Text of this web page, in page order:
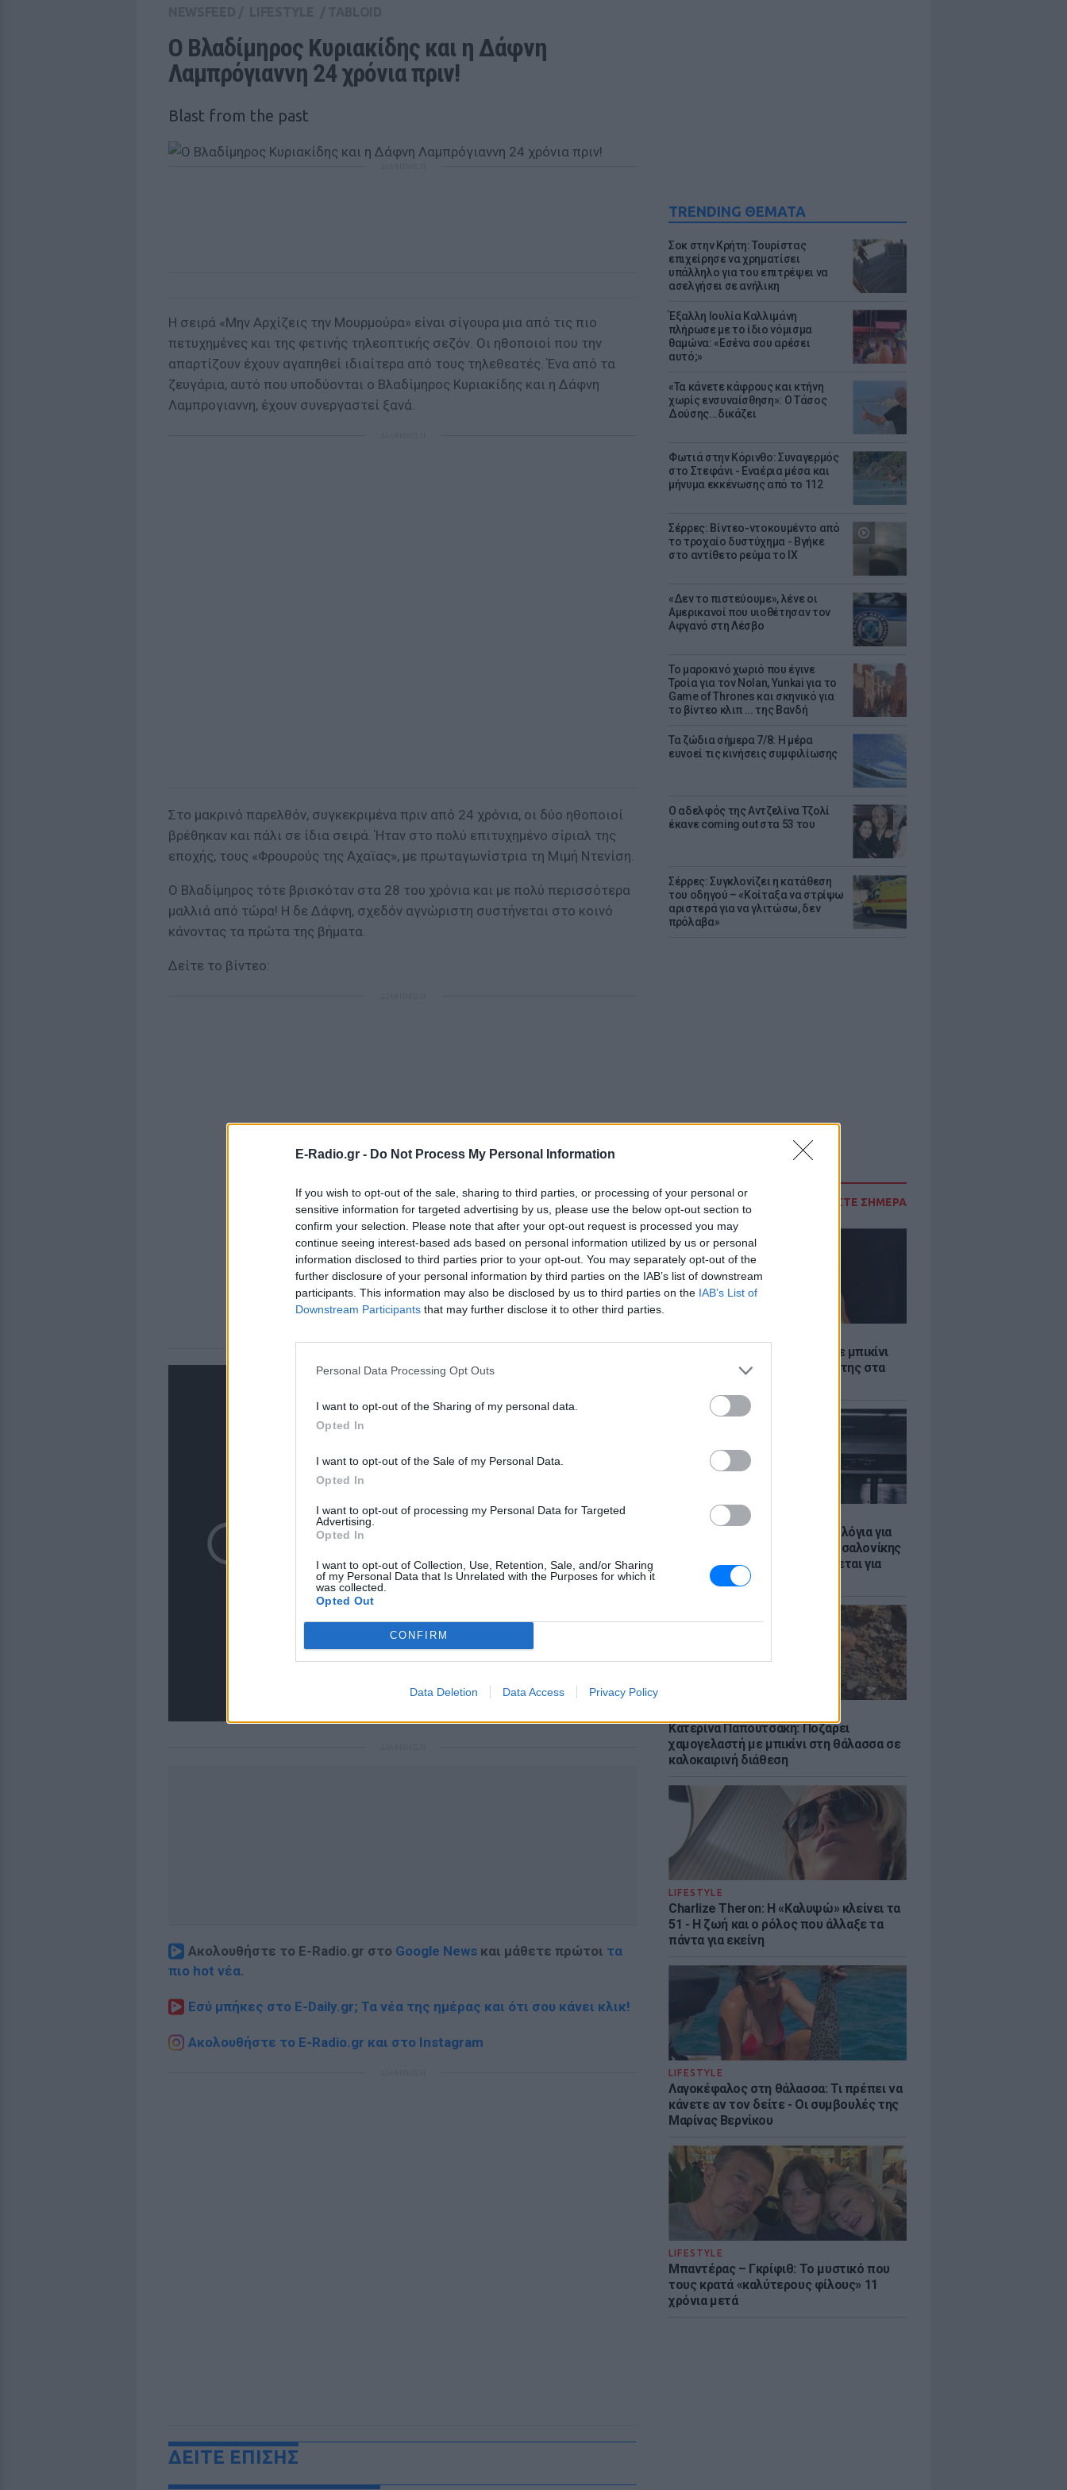
E-Radio.gr - Do Not Process My Personal Information
If you wish to opt-out of the sale, sharing to third parties, or processing of your personal or
sensitive information for targeted advertising by us, please use the below opt-out section to
confirm your selection. Please note that after your opt-out request is processed you may
continue seeing interest-based ads based on personal information utilized by us or personal
information disclosed to third parties prior to your opt-out. You may separately opt-out of the
further disclosure of your personal information by third parties on the IAB’s list of downstream
participants. This information may also be disclosed by us to third parties on the IAB’s List of
Downstream Participants that may further disclose it to other third parties.
Personal Data Processing Opt Outs
I want to opt-out of the Sharing of my personal data.
Opted In
I want to opt-out of the Sale of my Personal Data.
Opted In
I want to opt-out of processing my Personal Data for Targeted
Advertising.
Opted In
I want to opt-out of Collection, Use, Retention, Sale, and/or Sharing
of my Personal Data that Is Unrelated with the Purposes for which it
was collected.
Opted Out
CONFIRM
Data Deletion Data Access Privacy Policy
TRENDING ΘΕΜΑΤΑ
Σοκ στην Κρήτη: Τουρίστας
επιχείρησε να χρηματίσει
υπάλληλο για του επιτρέψει να
ασελγήσει σε ανήλικη
Έξαλλη Ιουλία Καλλιμάνη
πλήρωσε με το ίδιο νόμισμα
θαμώνα: «Εσένα σου αρέσει
αυτό;»
«Τα κάνετε κάφρους και κτήνη
χωρίς ενσυναίσθηση»: Ο Τάσος
Δούσης...δικάζει
Φωτιά στην Κόρινθο: Συναγερμός
στο Στεφάνι - Εναέρια μέσα και
μήνυμα εκκένωσης από το 112
Σέρρες: Βίντεο-ντοκουμέντο από
το τροχαίο δυστύχημα - Βγήκε
στο αντίθετο ρεύμα το ΙΧ
«Δεν το πιστεύουμε», λένε οι
Αμερικανοί που υιοθέτησαν τον
Αφγανό στη Λέσβο
Το μαροκινό χωριό που έγινε
Τροία για τον Nolan, Yunkai για το
Game of Thrones και σκηνικό για
το βίντεο κλιπ ... της Βανδή
Τα ζώδια σήμερα 7/8: Η μέρα
ευνοεί τις κινήσεις συμφιλίωσης
Ο αδελφός της Αντζελίνα Τζολί
έκανε coming out στα 53 του
Σέρρες: Συγκλονίζει η κατάθεση
του οδηγού – «Κοίταξα να στρίψω
αριστερά για να γλιτώσω, δεν
πρόλαβα»
ΔΙΑΒΑΣΤΕ ΣΗΜΕΡΑ
Η Τατιάνα Στεφανίδου φόρεσε μπικίνι
και εντυπωσίασε με το κορμί της στα
ΕΙΔΗΣΕΙΣ
Απόψε τα δοκιμαστικά δρομολόγια για
την επέκταση του Μετρό Θεσσαλονίκης
προς Καλαμαριά - Τι προβλέπεται για
εισιτήρια
Κατερίνα Παπουτσάκη: Ποζάρει
χαμογελαστή με μπικίνι στη θάλασσα σε
καλοκαιρινή διάθεση
LIFESTYLE
Charlize Theron: Η «Καλυψώ» κλείνει τα
51 - H ζωή και ο ρόλος που άλλαξε τα
πάντα για εκείνη
LIFESTYLE
Λαγοκέφαλος στη θάλασσα: Τι πρέπει να
κάνετε αν τον δείτε - Οι συμβουλές της
Μαρίνας Βερνίκου
LIFESTYLE
Μπαντέρας – Γκρίφιθ: Το μυστικό που
τους κρατά «καλύτερους φίλους» 11
χρόνια μετά
Ο Βλαδίμηρος Κυριακίδης και η Δάφνη
Λαμπρόγιαννη 24 χρόνια πριν!
Blast from the past
Η σειρά «Μην Αρχίζεις την Μουρμούρα» είναι σίγουρα μια από τις πιο
πετυχημένες και της φετινής τηλεοπτικής σεζόν. Οι ηθοποιοί που την
απαρτίζουν έχουν αγαπηθεί ιδιαίτερα από τους τηλεθεατές. Ένα από τα
ζευγάρια, αυτό που υποδύονται ο Βλαδίμηρος Κυριακίδης και η Δάφνη
Λαμπρογιαννη, έχουν συνεργαστεί ξανά.
Στο μακρινό παρελθόν, συγκεκριμένα πριν από 24 χρόνια, οι δύο ηθοποιοί
βρέθηκαν και πάλι σε ίδια σειρά. Ήταν στο πολύ επιτυχημένο σίριαλ της
εποχής, τους «Φρουρούς της Αχαϊας», με πρωταγωνίστρια τη Μιμή Ντενίση.
Ο Βλαδίμηρος τότε βρισκόταν στα 28 του χρόνια και με πολύ περισσότερα
μαλλιά από τώρα! Η δε Δάφνη, σχεδόν αγνώριστη συστήνεται στο κοινό
κάνοντας τα πρώτα της βήματα.
Δείτε το βίντεο:
Ακολουθήστε το E-Radio.gr στο Google News και μάθετε πρώτοι τα
πιο hot νέα.
Εσύ μπήκες στο E-Daily.gr; Τα νέα της ημέρας και ότι σου κάνει κλικ!
Ακολουθήστε το E-Radio.gr και στο Instagram
ΔΕΙΤΕ ΕΠΙΣΗΣ